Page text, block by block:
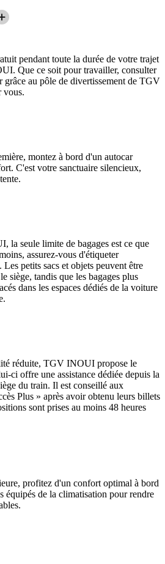
pendant toute la durée de votre trajet
Que ce soit pour travailler, consulter
au pôle de divertissement de TGV
vous.
montez à bord d'un autocar
C'est votre sanctuaire silencieux,
la seule limite de bagages est ce que
assurez-vous d'étiqueter
petits sacs et objets peuvent être
siège, tandis que les bagages plus
dans les espaces dédiés de la voiture
réduite, TGV INOUI propose le
ci offre une assistance dédiée depuis la
du train. Il est conseillé aux
Plus » après avoir obtenu leurs billets
sont prises au moins 48 heures
profitez d'un confort optimal à bord
de la climatisation pour rendre